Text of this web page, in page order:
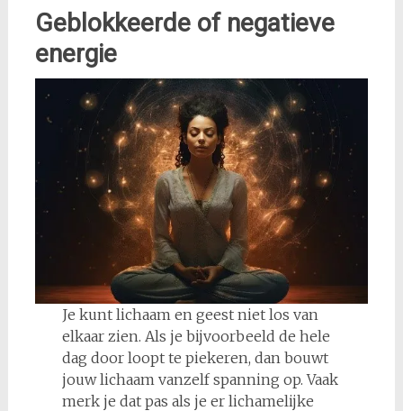
Geblokkeerde of negatieve
energie
Je kunt lichaam en geest niet los van
elkaar zien. Als je bijvoorbeeld de hele
dag door loopt te piekeren, dan bouwt
jouw lichaam vanzelf spanning op. Vaak
merk je dat pas als je er lichamelijke